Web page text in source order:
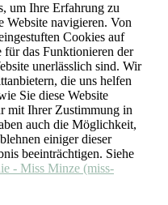
um Ihre Erfahrung zu
Website navigieren. Von
Cookies auf
für das Funktionieren der
unerlässlich sind. Wir
die uns helfen
Sie diese Website
mit Ihrer Zustimmung in
auch die Möglichkeit,
einiger dieser
beeinträchtigen. Siehe
- Miss Minze (miss-